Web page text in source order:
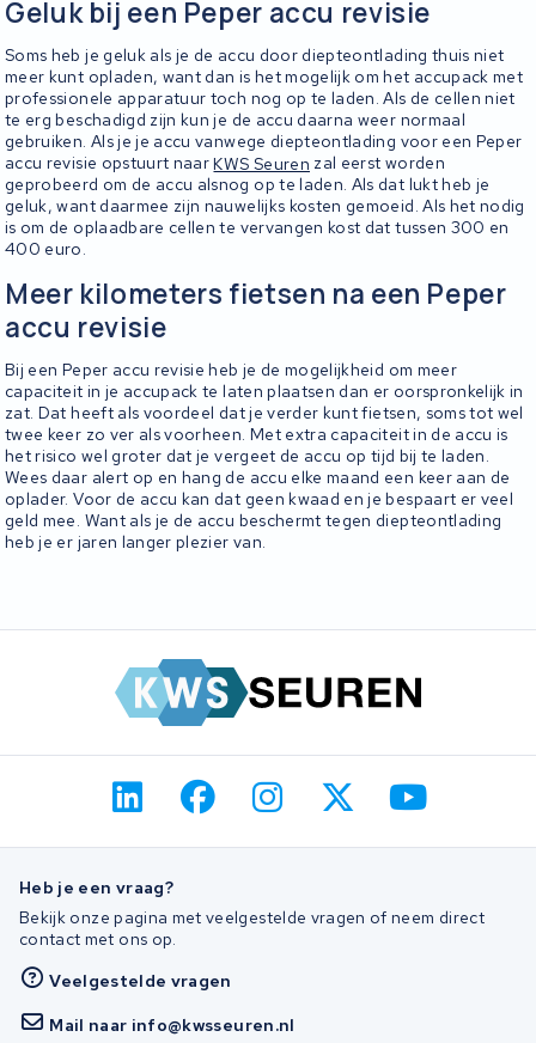
Geluk bij een Peper accu revisie
Soms heb je geluk als je de accu door diepteontlading thuis niet
meer kunt opladen, want dan is het mogelijk om het accupack met
professionele apparatuur toch nog op te laden. Als de cellen niet
te erg beschadigd zijn kun je de accu daarna weer normaal
gebruiken. Als je je accu vanwege diepteontlading voor een Peper
accu revisie opstuurt naarKWS Seuren zal eerst worden
geprobeerd om de accu alsnog op te laden. Als dat lukt heb je
geluk, want daarmee zijn nauwelijks kosten gemoeid. Als het nodig
is om de oplaadbare cellen te vervangen kost dat tussen 300 en
400 euro.
Meer kilometers fietsen na een Peper
accu revisie
Bij een Peper accu revisie heb je de mogelijkheid om meer
capaciteit in je accupack te laten plaatsen dan er oorspronkelijk in
zat. Dat heeft als voordeel dat je verder kunt fietsen, soms tot wel
twee keer zo ver als voorheen. Met extra capaciteit in de accu is
het risico wel groter dat je vergeet de accu op tijd bij te laden.
Wees daar alert op en hang de accu elke maand een keer aan de
oplader. Voor de accu kan dat geen kwaad en je bespaart er veel
geld mee. Want als je de accu beschermt tegen diepteontlading
heb je er jaren langer plezier van.
Heb je een vraag?
Bekijk onze pagina met veelgestelde vragen of neem direct
contact met ons op.
Veelgestelde vragen
Mail naar info@kwsseuren.nl